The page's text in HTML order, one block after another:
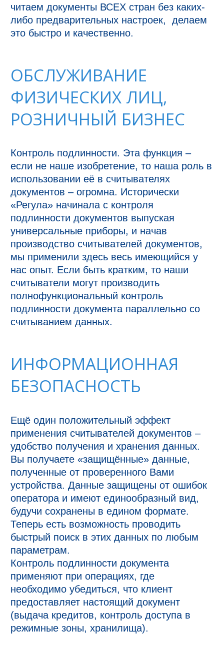
читаем документы ВСЕХ стран без каких-
либо предварительных настроек,  делаем
ОБСЛУЖИВАНИЕ
ФИЗИЧЕСКИХ ЛИЦ,
РОЗНИЧНЫЙ БИЗНЕС
Контроль подлинности. Эта функция –
если не наше изобретение, то наша роль в
использовании её в считывателях
документов – огромна. Исторически
«Регула» начинала с контроля
подлинности документов выпуская
универсальные приборы, и начав
производство считывателей документов,
мы применили здесь весь имеющийся у
нас опыт. Если быть кратким, то наши
считыватели могут производить
полнофункциональный контроль
подлинности документа параллельно со
считыванием данных.
ИНФОРМАЦИОННАЯ
БЕЗОПАСНОСТЬ
Ещё один положительный эффект
применения считывателей документов –
удобство получения и хранения данных.
Вы получаете «защищённые» данные,
полученные от проверенного Вами
устройства. Данные защищены от ошибок
оператора и имеют единообразный вид,
будучи сохранены в едином формате.
Теперь есть возможность проводить
быстрый поиск в этих данных по любым
параметрам.
Контроль подлинности документа
применяют при операциях, где
необходимо убедиться, что клиент
предоставляет настоящий документ
(выдача кредитов, контроль доступа в
режимные зоны, хранилища).